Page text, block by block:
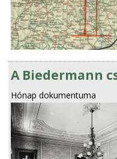
A Biedermann
Hónap dokumentuma